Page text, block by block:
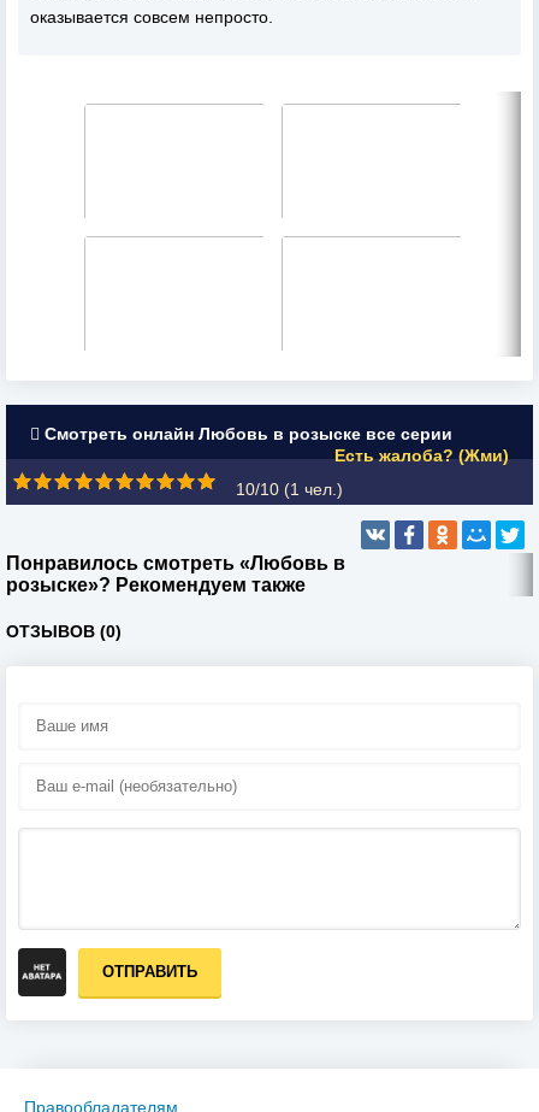
оказывается совсем непросто.
Смотреть онлайн Любовь в розыске все серии
Есть жалоба? (Жми)
10/10 (1 чел.)
Понравилось смотреть «Любовь в
розыске»? Рекомендуем также
ОТЗЫВОВ (0)
ОТПРАВИТЬ
Правообладателям